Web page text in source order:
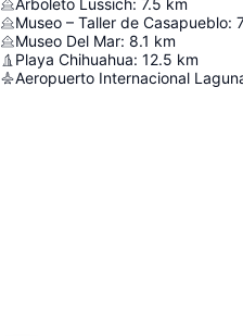
Arboleto Lussich: 7.5 km
Museo – Taller de Casapueblo:
Museo Del Mar: 8.1 km
Playa Chihuahua: 12.5 km